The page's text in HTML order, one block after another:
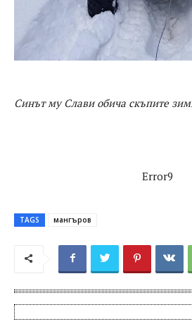
Синът му Слави обича скъпите
Error9
TAGS мангъров